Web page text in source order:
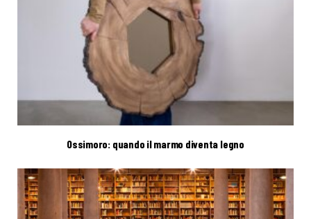
Ossimoro: quando il marmo diventa legno